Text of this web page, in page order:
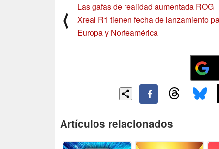
⟨
Las gafas de realidad aumentada ROG
Xreal R1 tienen fecha de lanzamiento
Europa y Norteamérica
Artículos relacionados